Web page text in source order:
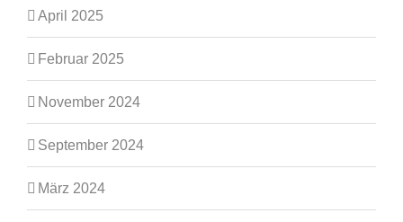
April 2025
Februar 2025
November 2024
September 2024
März 2024